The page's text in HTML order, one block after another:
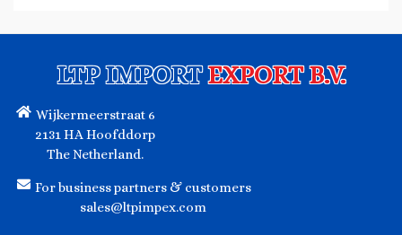
LTP IMPORTEXPORT B.V.
Wijkermeerstraat 6
2131 HA Hoofddorp
The Netherland.
For business partners & customers
sales@ltpimpex.com